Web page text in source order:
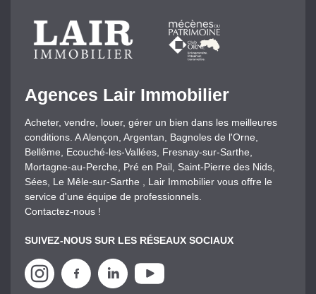
Agences Lair Immobilier
Acheter, vendre, louer, gérer un bien dans les meilleures
conditions. A Alençon, Argentan, Bagnoles de l'Orne,
Bellême, Ecouché-les-Vallées, Fresnay-sur-Sarthe,
Mortagne-au-Perche, Pré en Pail, Saint-Pierre des Nids,
Sées, Le Mêle-sur-Sarthe , Lair Immobilier vous offre le
service d'une équipe de professionnels.
Contactez-nous !
SUIVEZ-NOUS SUR LES RÉSEAUX SOCIAUX